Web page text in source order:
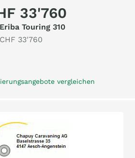
33'760
Eriba Touring 310
CHF 33'760
vergleichen